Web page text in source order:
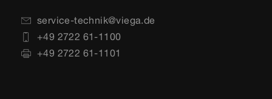
service-technik@viega.de
+49 2722 61-1100
+49 2722 61-1101